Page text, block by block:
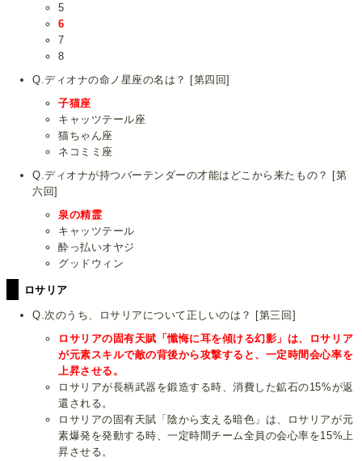
5
6
7
8
Q.ディオナの命ノ星座の名は？ [第四回]
子猫座
キャッツテール座
猫ちゃん座
ネコミミ座
Q.ディオナが持つバーテンダーの才能はどこから来たもの？ [第
六回]
泉の精霊
キャッツテール
酔っ払いオヤジ
グッドウィン
ロサリア
Q.次のうち、ロサリアについて正しいのは？ [第三回]
ロサリアの固有天賦「懺悔に耳を傾ける幻影」は、ロサリア
が元素スキルで敵の背後から攻撃すると、一定時間会心率を
上昇させる。
ロサリアが長柄武器を鍛造する時、消費した鉱石の15%が返
還される。
ロサリアの固有天賦「陰から支える暗色」は、ロサリアが元
素爆発を発動する時、一定時間チーム全員の会心率を15%上
昇させる。